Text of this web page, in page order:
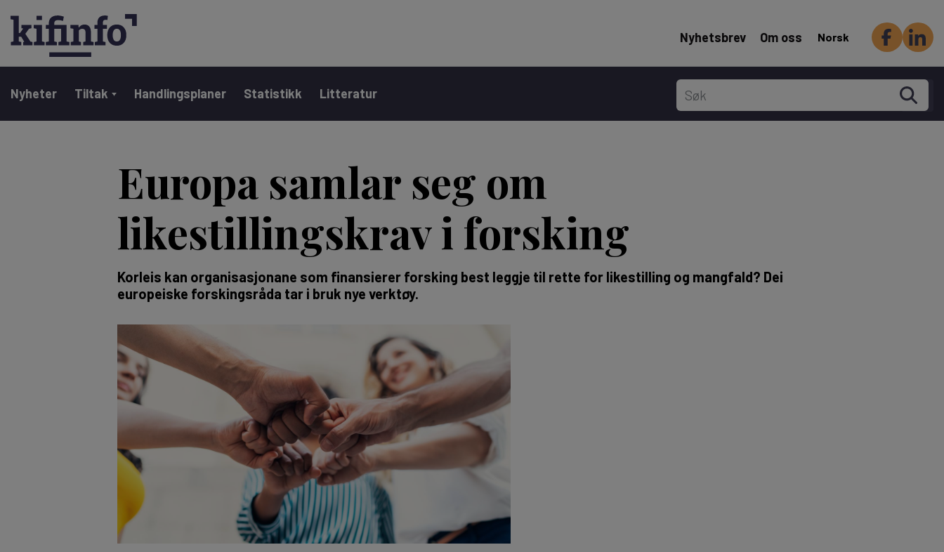
Header Secondary menu
Nyhetsbrev Om oss Norsk
Main navigation
Nyheter Tiltak Handlingsplaner Statistikk Litteratur
Europa samlar seg om
likestillingskrav i forsking
Korleis kan organisasjonane som finansierer forsking best leggje til rette for likestilling og mangfald? Dei
europeiske forskingsråda tar i bruk nye verktøy.